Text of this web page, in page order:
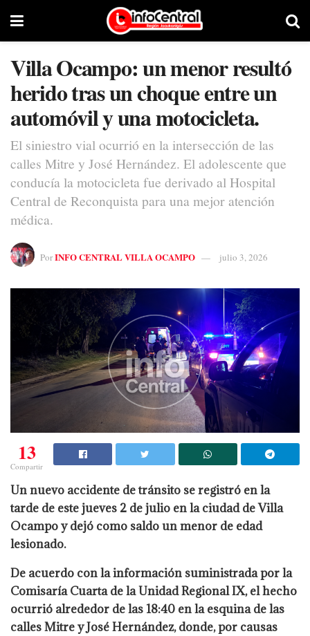
Villa Ocampo: un menor resultó
herido tras un choque entre un
automóvil y una motocicleta.
El siniestro vial ocurrió en la intersección de las
calles Mitre y José Hernández. El adolescente que
conducía la motocicleta fue derivado al Hospital
Central de Reconquista para una mejor atención
médica.
PorINFO CENTRAL VILLA OCAMPO julio 3, 2026
13
Compartir
Un nuevo accidente de tránsito se registró en la
tarde de este jueves 2 de julio en la ciudad de Villa
Ocampo y dejó como saldo un menor de edad
lesionado.
De acuerdo con la información suministrada por la
Comisaría Cuarta de la Unidad Regional IX, el hecho
ocurrió alrededor de las 18:40 en la esquina de las
calles Mitre y José Hernández, donde, por causas